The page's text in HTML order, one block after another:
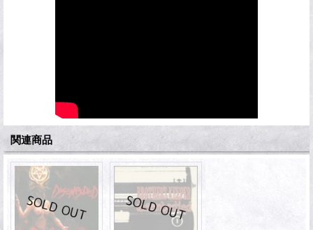
関連商品